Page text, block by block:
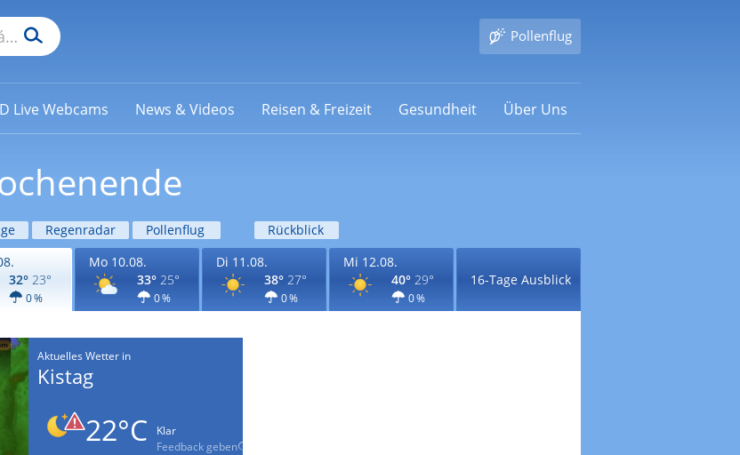
Pollenflug
Live Webcams News & Videos Reisen & Freizeit Gesundheit Über Uns
Regenradar Pollenflug
Rückblick
32° 23°
0 %
Mo 10.08.
33° 25°
0 %
Di 11.08.
38° 27°
0 %
Mi 12.08.
40° 29°
0 %
16-Tage Ausblick
Aktuelles Wetter in
Kistag
22°C
Klar
Feedback geben